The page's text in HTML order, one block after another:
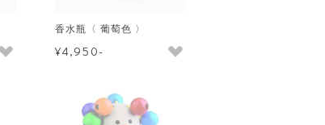
香水瓶〈 葡萄色 〉
¥4,950-